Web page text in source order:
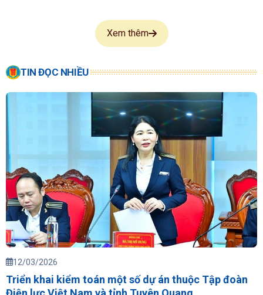
Xem thêm
TIN ĐỌC NHIỀU
12/03/2026
Triển khai kiểm toán một số dự án thuộc Tập đoàn